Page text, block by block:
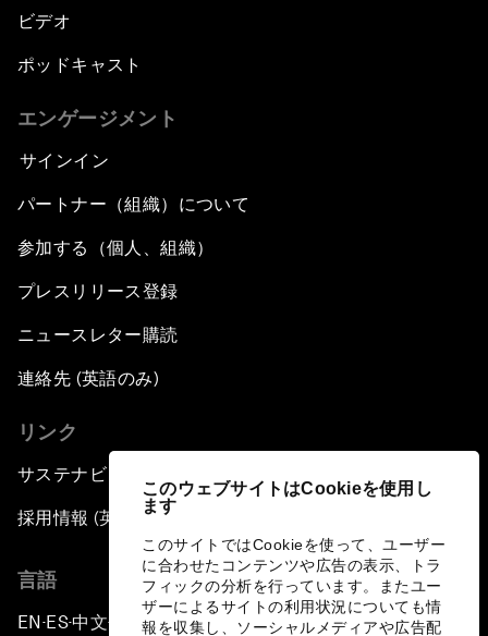
このウェブサイトはCookieを使用し
ます
このサイトではCookieを使って、ユーザー
に合わせたコンテンツや広告の表示、トラ
フィックの分析を行っています。またユー
ザーによるサイトの利用状況についても情
報を収集し、ソーシャルメディアや広告配
ビデオ
ポッドキャスト
エンゲージメント
サインイン
パートナー（組織）について
参加する（個人、組織）
プレスリリース登録
ニュースレター購読
連絡先 (英語のみ)
リンク
サステナビリティへの取り組み
採用情報 (英語のみ)
言語
EN ▪ES▪中文▪ 日本語